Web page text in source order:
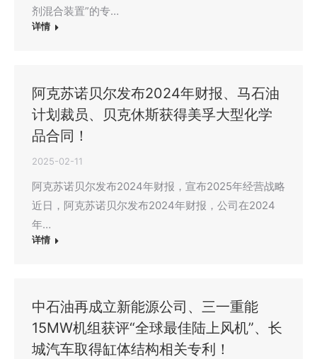
剂混合装置”的专…
详情
阿克苏诺贝尔发布2024年财报、马石油
计划裁员、贝克休斯获得美孚大型化学
品合同！
2025-02-11
阿克苏诺贝尔发布2024年财报，宣布2025年经营战略
近日，阿克苏诺贝尔发布2024年财报，公司在2024
年…
详情
中石油再成立新能源公司、三一重能
15MW机组获评“全球最佳陆上风机”、长
城汽车取得缸体结构相关专利！